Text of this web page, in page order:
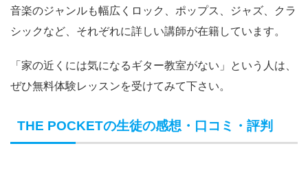
音楽のジャンルも幅広くロック、ポップス、ジャズ、クラ
シックなど、それぞれに詳しい講師が在籍しています。
「家の近くには気になるギター教室がない」という人は、
ぜひ無料体験レッスンを受けてみて下さい。
THE POCKETの生徒の感想・口コミ・評判